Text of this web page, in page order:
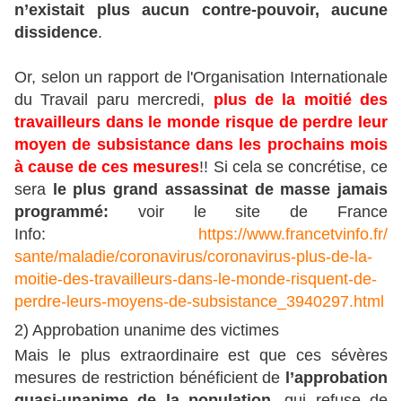
n’existait plus aucun contre-pouvoir, aucune
dissidence.
Or, selon un rapport de l'Organisation Internationale
du Travail paru mercredi, plus de la moitié des
travailleurs dans le monde risque de perdre leur
moyen de subsistance dans les prochains mois
à cause de ces mesures!! Si cela se concrétise, ce
sera le plus grand assassinat de masse jamais
programmé: voir le site de France
Info: https://www.francetvinfo.fr/
sante/maladie/coronavirus/coronavirus-plus-de-la-
moitie-des-travailleurs-dans-le-monde-risquent-de-
perdre- leurs-moyens-de-subsistance_ 3940297.html
2) Approbation unanime des victimes
Mais le plus extraordinaire est que ces sévères
mesures de restriction bénéficient de l’approbation